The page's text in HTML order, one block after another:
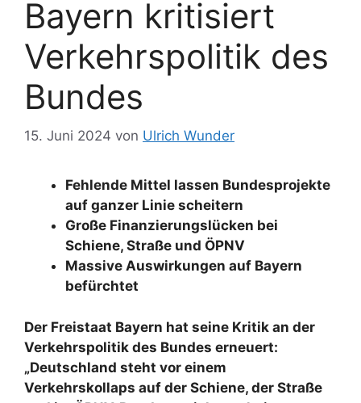
Bayern kritisiert
Verkehrspolitik des
Bundes
15. Juni 2024 von Ulrich Wunder
Fehlende Mittel lassen Bundesprojekte
auf ganzer Linie scheitern
Große Finanzierungslücken bei
Schiene, Straße und ÖPNV
Massive Auswirkungen auf Bayern
befürchtet
Der Freistaat Bayern hat seine Kritik an der
Verkehrspolitik des Bundes erneuert:
„Deutschland steht vor einem
Verkehrskollaps auf der Schiene, der Straße